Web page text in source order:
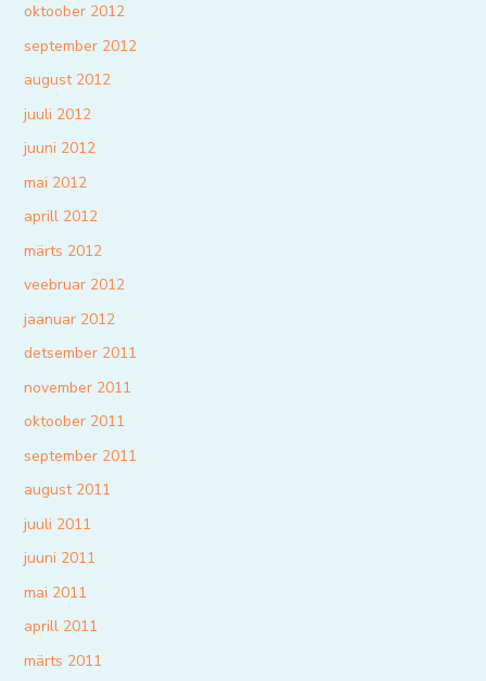
oktoober 2012
september 2012
august 2012
juuli 2012
juuni 2012
mai 2012
aprill 2012
märts 2012
veebruar 2012
jaanuar 2012
detsember 2011
november 2011
oktoober 2011
september 2011
august 2011
juuli 2011
juuni 2011
mai 2011
aprill 2011
märts 2011